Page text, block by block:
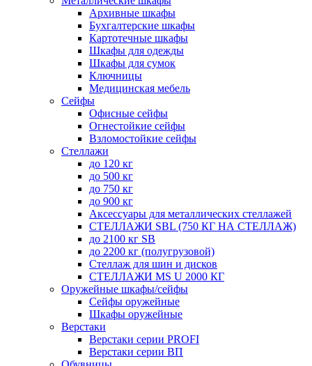
Архивные шкафы
Бухгалтерские шкафы
Картотечные шкафы
Шкафы для одежды
Шкафы для сумок
Ключницы
Медицинская мебель
Сейфы
Офисные сейфы
Огнестойкие сейфы
Взломостойкие сейфы
Стеллажи
до 120 кг
до 500 кг
до 750 кг
до 900 кг
Аксессуары для металлических стеллажей
СТЕЛЛАЖИ SBL (750 КГ НА СТЕЛЛАЖ)
до 2100 кг SB
до 2200 кг (полугрузовой)
Стеллаж для шин и дисков
СТЕЛЛАЖИ MS U 2000 КГ
Оружейные шкафы/сейфы
Сейфы оружейные
Шкафы оружейные
Верстаки
Верстаки серии PROFI
Верстаки серии ВП